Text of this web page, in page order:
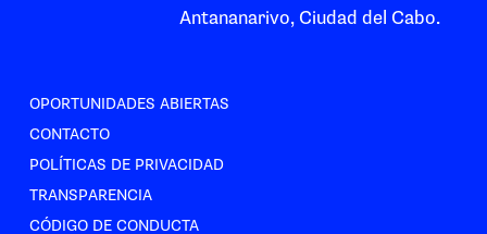
OPORTUNIDADES ABIERTAS
CONTACTO
POLÍTICAS DE PRIVACIDAD
TRANSPARENCIA
CÓDIGO DE CONDUCTA
Antananarivo, Ciudad del Cabo.